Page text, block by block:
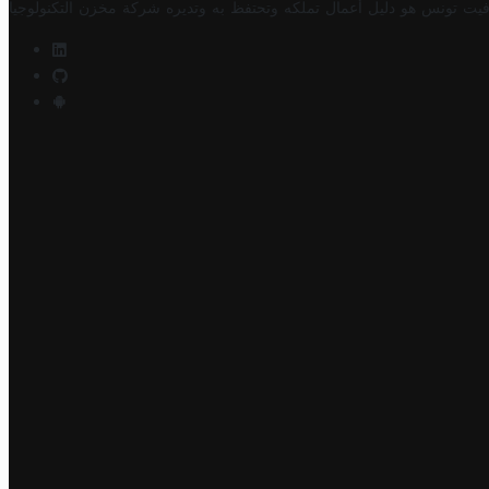
تونس هو دليل أعمال تملكه وتحتفظ به وتديره شركة مخزن التكنولوجيا